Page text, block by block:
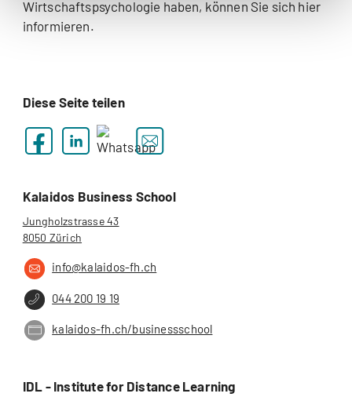
Wirtschaftspsychologie haben, können Sie sich hier
informieren.
Diese Seite teilen
Kalaidos Business School
Jungholzstrasse 43
8050 Zürich
info@kalaidos-fh.ch
044 200 19 19
kalaidos-fh.ch/businessschool
IDL - Institute for Distance Learning